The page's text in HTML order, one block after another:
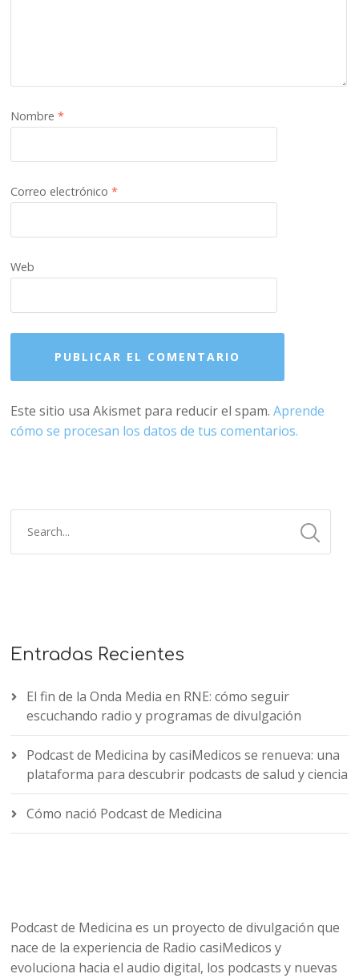
Nombre*
Correo electrónico*
Web
Este sitio usa Akismet para reducir el spam.Aprende
cómo se procesan los datos de tus comentarios.
Entradas Recientes
El fin de la Onda Media en RNE: cómo seguir
escuchando radio y programas de divulgación
Podcast de Medicina by casiMedicos se renueva: una
plataforma para descubrir podcasts de salud y ciencia
Cómo nació Podcast de Medicina
Podcast de Medicina es un proyecto de divulgación que
nace de la experiencia de Radio casiMedicos y
evoluciona hacia el audio digital, los podcasts y nuevas